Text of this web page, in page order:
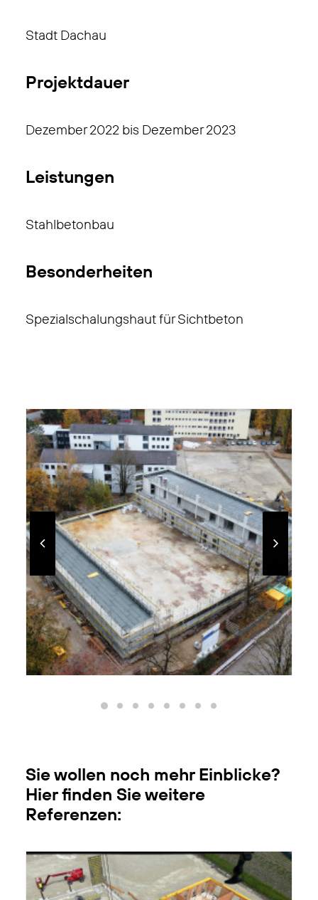
Stadt Dachau
Projektdauer
Dezember 2022 bis Dezember 2023
Leistungen
Stahlbetonbau
Besonderheiten
Spezialschalungshaut für Sichtbeton
Sie wollen noch mehr Einblicke?
Hier finden Sie weitere
Referenzen: